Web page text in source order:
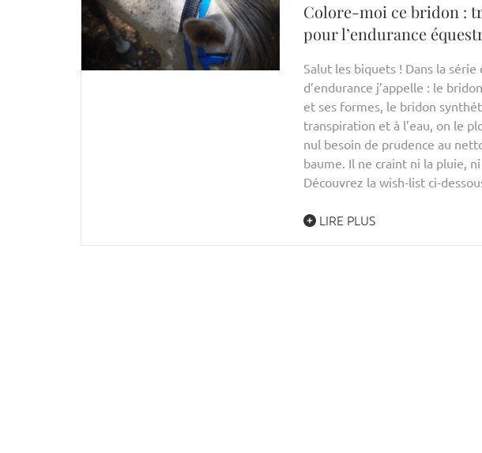
Colore-moi ce bridon :
pour l’endurance
Salut les biquets ! Dans la
d’endurance j’appelle : le
et ses formes, le bridon
transpiration et à l’eau, on le
nul besoin de prudence au
baume. Il ne craint ni la pluie,
Découvrez la wish-list ci-
LIRE PLUS